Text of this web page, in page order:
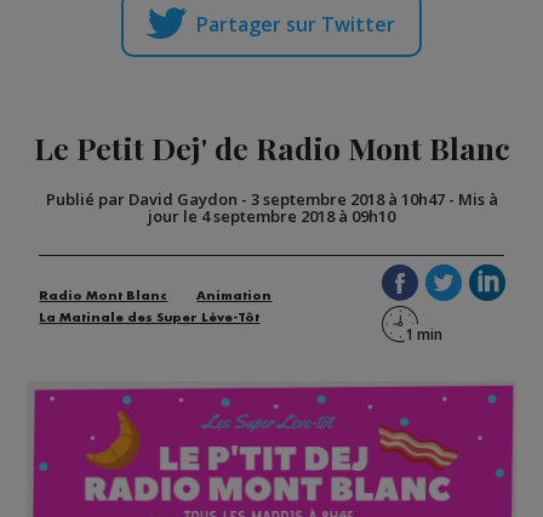
Partager sur Twitter
Le Petit Dej' de Radio Mont Blanc
Publié par David Gaydon - 3 septembre 2018 à 10h47- Mis à
jour le 4 septembre 2018 à 09h10
Radio Mont Blanc
Animation
La Matinale des Super Lève-Tôt